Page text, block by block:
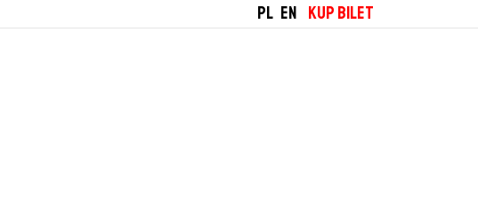
PL EN KUP BILET